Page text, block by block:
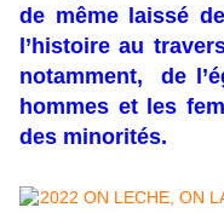
de même laissé
l’histoire au
notamment, de
hommes et les
des minorités.